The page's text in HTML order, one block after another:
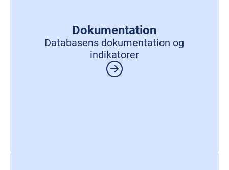
Dokumentation
Databasens dokumentation og
indikatorer